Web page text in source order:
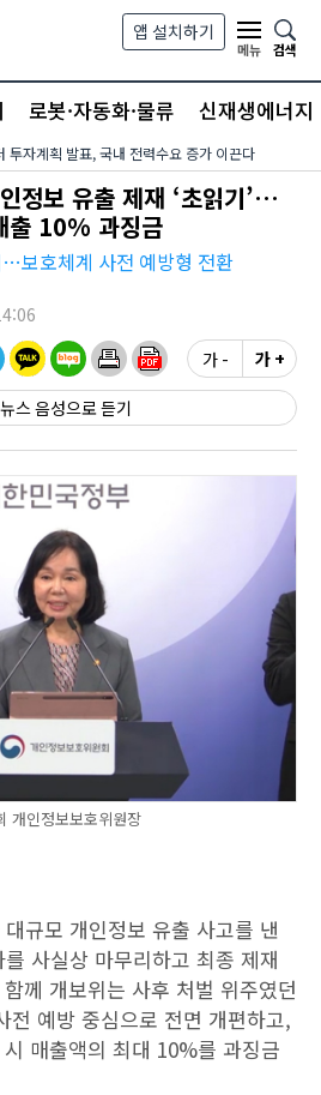
앱 설치하기
메뉴
검색
로봇·자동화·물류 신재생에너지
투자계획 발표, 국내 전력수요 증가 이끈다
정보 유출 제재 ‘초읽기’…
출 10% 과징금
…보호체계 사전 예방형 전환
뉴스 음성
가 - 가 +
개인정보보호위원장
규모 개인정보 유출 사고를 낸
사실상 마무리하고 최종 제재
께 개보위는 사후 처벌 위주였던
전 예방 중심으로 전면 개편하고,
매출액의 최대 10%를 과징금